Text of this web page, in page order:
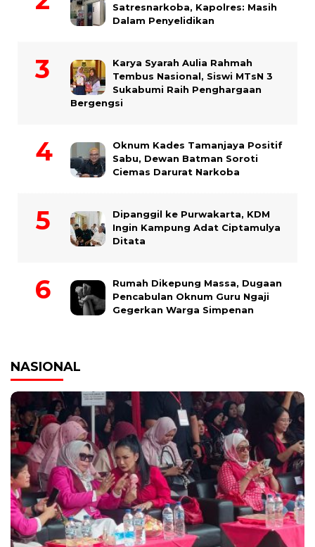
Satresnarkoba, Kapolres: Masih
Dalam Penyelidikan
Karya Syarah Aulia Rahmah
Tembus Nasional, Siswi MTsN 3
Sukabumi Raih Penghargaan
Bergengsi
Oknum Kades Tamanjaya Positif
Sabu, Dewan Batman Soroti
Ciemas Darurat Narkoba
Dipanggil ke Purwakarta, KDM
Ingin Kampung Adat Ciptamulya
Ditata
Rumah Dikepung Massa, Dugaan
Pencabulan Oknum Guru Ngaji
Gegerkan Warga Simpenan
NASIONAL